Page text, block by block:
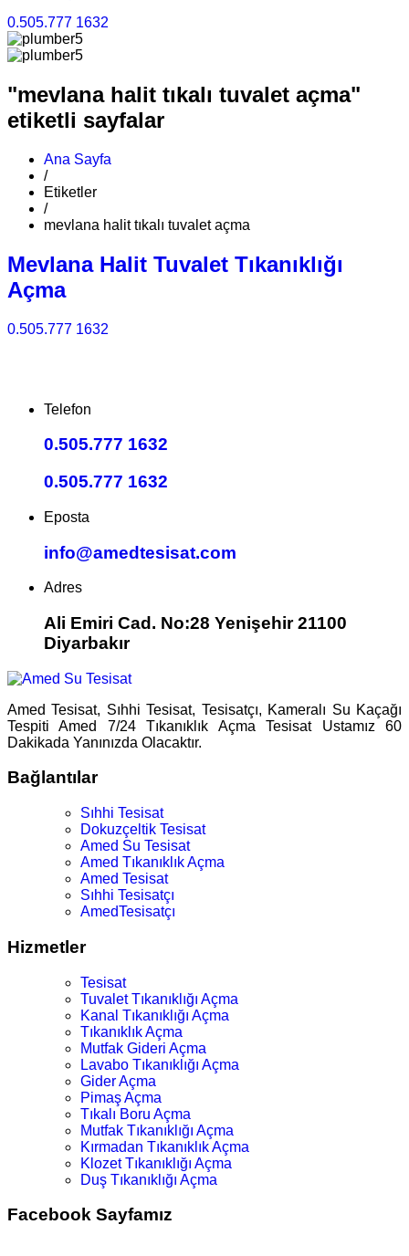
0.505.777 1632
"mevlana halit tıkalı tuvalet açma"
etiketli sayfalar
Ana Sayfa
/
Etiketler
/
mevlana halit tıkalı tuvalet açma
Mevlana Halit Tuvalet Tıkanıklığı
Açma
0.505.777 1632
Telefon
0.505.777 1632
0.505.777 1632
Eposta
info@amedtesisat.com
Adres
Ali Emiri Cad. No:28 Yenişehir 21100
Diyarbakır
Amed Tesisat, Sıhhi Tesisat, Tesisatçı, Kameralı Su Kaçağı
Tespiti Amed 7/24 Tıkanıklık Açma Tesisat Ustamız 60
Dakikada Yanınızda Olacaktır.
Bağlantılar
Sıhhi Tesisat
Dokuzçeltik Tesisat
Amed Su Tesisat
Amed Tıkanıklık Açma
Amed Tesisat
Sıhhi Tesisatçı
AmedTesisatçı
Hizmetler
Tesisat
Tuvalet Tıkanıklığı Açma
Kanal Tıkanıklığı Açma
Tıkanıklık Açma
Mutfak Gideri Açma
Lavabo Tıkanıklığı Açma
Gider Açma
Pimaş Açma
Tıkalı Boru Açma
Mutfak Tıkanıklığı Açma
Kırmadan Tıkanıklık Açma
Klozet Tıkanıklığı Açma
Duş Tıkanıklığı Açma
Facebook Sayfamız